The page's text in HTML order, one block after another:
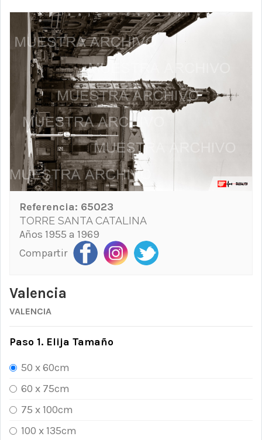
Referencia: 65023
TORRE SANTA CATALINA
Años 1955 a 1969
Compartir
Valencia
VALENCIA
Paso 1. Elija Tamaño
50 x 60cm
60 x 75cm
75 x 100cm
100 x 135cm